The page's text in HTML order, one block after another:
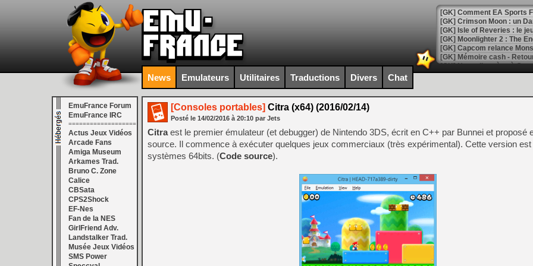
[GK] Comment EA Sports
[GK] Crimson Moon : un
[GK] Isle of Reveries : le
[GK] Moonlighter 2 : The
[GK] Capcom relance
[Mo5] Deux inédits du
[GK] Le beat'em up The
[GK] Endless Legend 2 :
[LS] [PS5] Le WebKit
[GK] Oubliez Crazy Taxi,
[LS] [Switch] NSZ 5.0.0
[GK] No More Room in
[GK] Un chatbot Atelier
[GK] Mémoire cash -
News Emulateurs Utilitaires Traductions Divers Chat
EmuFrance Forum
EmuFrance IRC
===================
Actus Jeux Vidéos
Arcade Fans
Amiga Museum
Arkames Trad.
Bruno C. Zone
Calice
CBSata
CPS2Shock
EF-Nes
Fan de la NES
GirlFriend Adv.
Landstalker Trad.
Musée Jeux Vidéos
SMS Power
[Consoles portables] Citra (x64) (2016/02/14)
Posté le 14/02/2016 à 20:10 par Jets
Citraest le premier émulateur (et debugger) de Nintendo 3DS, écrit en C++ par Bunnei et proposé
source. Il commence à exécuter quelques jeux commerciaux (très expérimental). Cette version est
systèmes 64bits. (Code source).